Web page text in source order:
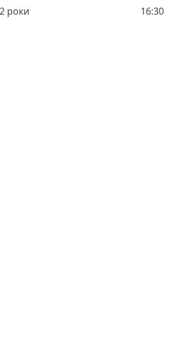
роки 16:30